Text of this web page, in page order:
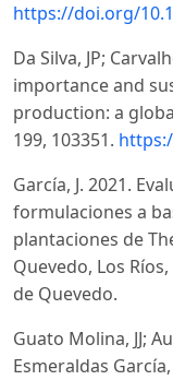
https://doi.org/
Da Silva, JP;
importance and
production: a
199, 103351.
García, J. 2021.
formulaciones a
plantaciones de
Quevedo, Los
de Quevedo.
Guato Molina, JJ;
Esmeraldas